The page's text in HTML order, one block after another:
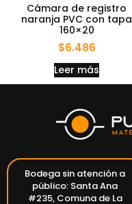
Cámara de registro
naranja PVC con tapa
160×20
$6.486
Leer más
Bodega sin atención a
público: Santa Ana
#235, Comuna de La